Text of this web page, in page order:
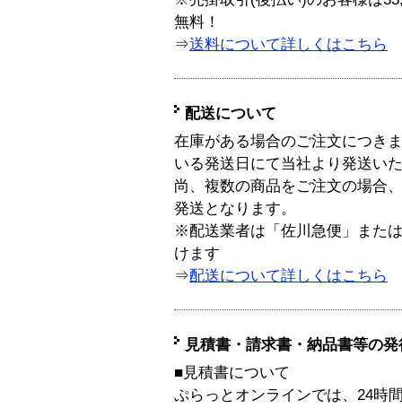
無料！
⇒送料について詳しくはこちら
配送について
在庫がある場合のご注文につき
いる発送日にて当社より発送い
尚、複数の商品をご注文の場合
発送となります。
※配送業者は「佐川急便」また
けます
⇒配送について詳しくはこちら
見積書・請求書・納品書等の
■見積書について
ぷらっとオンラインでは、24時